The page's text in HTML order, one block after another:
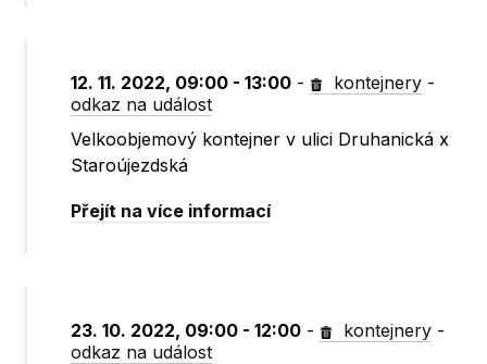
12. 11. 2022, 09:00 - 13:00 - kontejnery -
odkaz na událost
Velkoobjemový kontejner v ulici Druhanická x
Staroújezdská
Přejít na více informací
23. 10. 2022, 09:00 - 12:00 - kontejnery -
odkaz na událost